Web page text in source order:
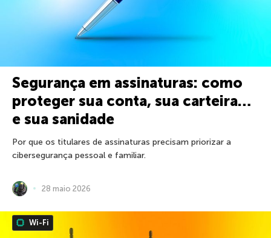
Segurança em assinaturas: como
proteger sua conta, sua carteira…
e sua sanidade
Por que os titulares de assinaturas precisam priorizar a
cibersegurança pessoal e familiar.
28 maio 2026
Wi-Fi